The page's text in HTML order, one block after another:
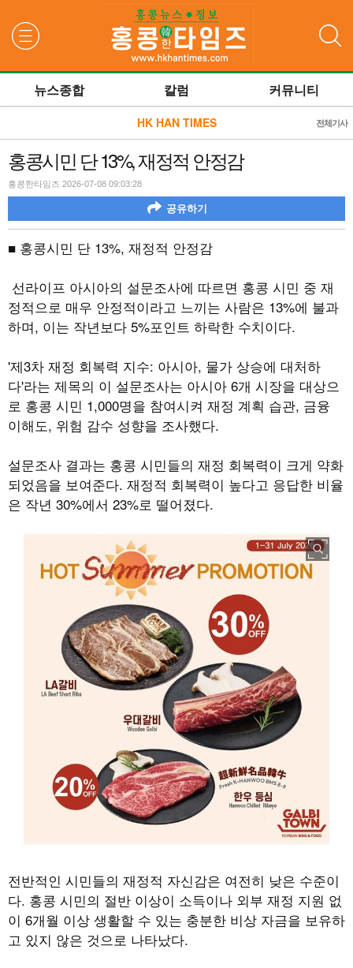
뉴스종합 칼럼 커뮤니티
HK HAN TIMES 전체기사
홍콩시민 단 13%, 재정적 안정감
홍콩한타임즈 2026-07-08 09:03:28
공유하기
■ 홍콩시민 단 13%, 재정적 안정감
선라이프 아시아의 설문조사에 따르면 홍콩 시민 중 재
정적으로 매우 안정적이라고 느끼는 사람은 13%에 불과
하며, 이는 작년보다 5%포인트 하락한 수치이다.
'제3차 재정 회복력 지수: 아시아, 물가 상승에 대처하
다'라는 제목의 이 설문조사는 아시아 6개 시장을 대상으
로 홍콩 시민 1,000명을 참여시켜 재정 계획 습관, 금융
이해도, 위험 감수 성향을 조사했다.
설문조사 결과는 홍콩 시민들의 재정 회복력이 크게 약화
되었음을 보여준다. 재정적 회복력이 높다고 응답한 비율
은 작년 30%에서 23%로 떨어졌다.
전반적인 시민들의 재정적 자신감은 여전히 낮은 수준이
다. 홍콩 시민의 절반 이상이 소득이나 외부 재정 지원 없
이 6개월 이상 생활할 수 있는 충분한 비상 자금을 보유하
고 있지 않은 것으로 나타났다.